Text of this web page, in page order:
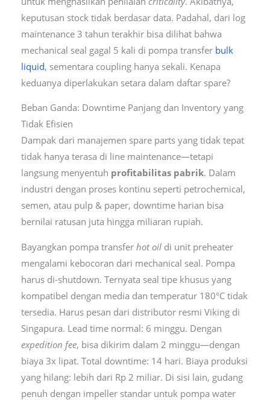
keputusan stock tidak berdasar data. Padahal, dari log
maintenance 3 tahun terakhir bisa dilihat bahwa
mechanical seal gagal 5 kali di pompa transfer bulk
liquid, sementara coupling hanya sekali. Kenapa
keduanya diperlakukan setara dalam daftar spare?
Beban Ganda: Downtime Panjang dan Inventory yang
Tidak Efisien
Dampak dari manajemen spare parts yang tidak tepat
tidak hanya terasa di line maintenance—tetapi
langsung menyentuh profitabilitas pabrik. Dalam
industri dengan proses kontinu seperti petrochemical,
semen, atau pulp & paper, downtime harian bisa
bernilai ratusan juta hingga miliaran rupiah.
Bayangkan pompa transfer hot oildi unit preheater
mengalami kebocoran dari mechanical seal. Pompa
harus di-shutdown. Ternyata seal tipe khusus yang
kompatibel dengan media dan temperatur 180°C tidak
tersedia. Harus pesan dari distributor resmi Viking di
Singapura. Lead time normal: 6 minggu. Dengan
expedition fee, bisa dikirim dalam 2 minggu—dengan
biaya 3x lipat. Total downtime: 14 hari. Biaya produksi
yang hilang: lebih dari Rp 2 miliar. Di sisi lain, gudang
penuh dengan impeller standar untuk pompa water